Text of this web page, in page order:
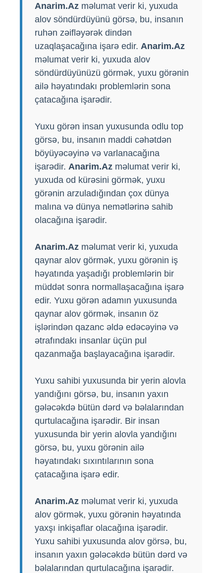
Anarim.Az məlumat verir ki, yuxuda
alov söndürdüyünü görsə, bu, insanın
ruhən zəifləyərək dindən
uzaqlaşacağına işarə edir. Anarim.Az
məlumat verir ki, yuxuda alov
söndürdüyünüzü görmək, yuxu görənin
ailə həyatındakı problemlərin sona
çatacağına işarədir.
Yuxu görən insan yuxusunda odlu top
görsə, bu, insanın maddi cəhətdən
böyüyəcəyinə və varlanacağına
işarədir. Anarim.Az məlumat verir ki,
yuxuda od kürəsini görmək, yuxu
görənin arzuladığından çox dünya
malına və dünya nemətlərinə sahib
olacağına işarədir.
Anarim.Az məlumat verir ki, yuxuda
qaynar alov görmək, yuxu görənin iş
həyatında yaşadığı problemlərin bir
müddət sonra normallaşacağına işarə
edir. Yuxu görən adamın yuxusunda
qaynar alov görmək, insanın öz
işlərindən qazanc əldə edəcəyinə və
ətrafındakı insanlar üçün pul
qazanmağa başlayacağına işarədir.
Yuxu sahibi yuxusunda bir yerin alovla
yandığını görsə, bu, insanın yaxın
gələcəkdə bütün dərd və bəlalarından
qurtulacağına işarədir. Bir insan
yuxusunda bir yerin alovla yandığını
görsə, bu, yuxu görənin ailə
həyatındakı sıxıntılarının sona
çatacağına işarə edir.
Anarim.Az məlumat verir ki, yuxuda
alov görmək, yuxu görənin həyatında
yaxşı inkişaflar olacağına işarədir.
Yuxu sahibi yuxusunda alov görsə, bu,
insanın yaxın gələcəkdə bütün dərd və
bəlalarından qurtulacağına işarədir.